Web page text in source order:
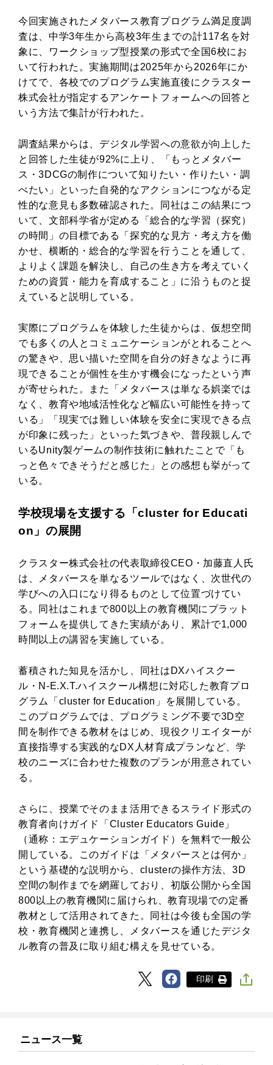
今回実施されたメタバース教育プログラム満足度調
査は、中学3年生から高校3年生までの計117名を対
象に、ワークショップ型授業の形式で全国6校にお
いて行われた。実施期間は2025年から2026年にか
けてで、各校でのプログラム実施直後にクラスター
株式会社が指定するアンケートフォームへの回答と
いう方法で集計が行われた。
調査結果からは、デジタル学習への意欲が向上した
と回答した生徒が92%に上り、「もっとメタバー
ス・3DCGの制作について知りたい・作りたい・調
べたい」といった自発的なアクションにつながる定
性的な意見も多数確認された。同社はこの結果につ
いて、文部科学省が定める「総合的な学習（探究）
の時間」の目標である「探究的な見方・考え方を働
かせ、横断的・総合的な学習を行うことを通して、
よりよく課題を解決し、自己の生き方を考えていく
ための資質・能力を育成すること」に沿うものと捉
えていると説明している。
実際にプログラムを体験した生徒からは、仮想空間
でも多くの人とコミュニケーションがとれることへ
の驚きや、思い描いた空間を自分の好きなように再
現できることが個性を生かす機会になったという声
が寄せられた。また「メタバースは単なる娯楽では
なく、教育や地域活性化など幅広い可能性を持って
いる」「現実では難しい体験を安全に実現できる点
が印象に残った」といった気づきや、普段親しんで
いるUnity製ゲームの制作技術に触れたことで「も
っと色々できそうだと感じた」との感想も挙がって
いる。
学校現場を支援する「cluster for Educati
on」の展開
クラスター株式会社の代表取締役CEO・加藤直人氏
は、メタバースを単なるツールではなく、次世代の
学びへの入口になり得るものとして位置づけてい
る。同社はこれまで800以上の教育機関にプラット
フォームを提供してきた実績があり、累計で1,000
時間以上の講習を実施している。
蓄積された知見を活かし、同社はDXハイスクー
ル・N-E.X.T.ハイスクール構想に対応した教育プロ
グラム「cluster for Education」を展開している。
このプログラムでは、プログラミング不要で3D空
間を制作できる教材をはじめ、現役クリエイターが
直接指導する実践的なDX人材育成プランなど、学
校のニーズに合わせた複数のプランが用意されてい
る。
さらに、授業でそのまま活用できるスライド形式の
教育者向けガイド「Cluster Educators Guide」
（通称：エデュケーションガイド）を無料で一般公
開している。このガイドは「メタバースとは何か」
という基礎的な説明から、clusterの操作方法、3D
空間の制作までを網羅しており、初版公開から全国
800以上の教育機関に届けられ、教育現場での定番
教材として活用されてきた。同社は今後も全国の学
校・教育機関と連携し、メタバースを通じたデジタ
ル教育の普及に取り組む構えを見せている。
印刷
ニュース一覧